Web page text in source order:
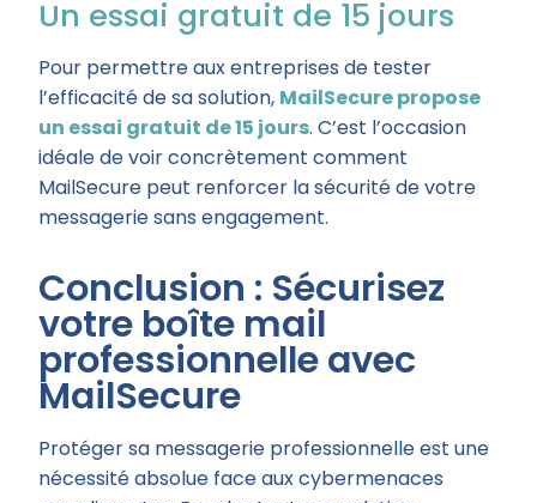
Un essai gratuit de 15 jours
Pour permettre aux entreprises de tester
l’efficacité de sa solution, MailSecure propose
un essai gratuit de 15 jours. C’est l’occasion
idéale de voir concrètement comment
MailSecure peut renforcer la sécurité de votre
messagerie sans engagement.
Conclusion : Sécurisez
votre boîte mail
professionnelle avec
MailSecure
Protéger sa messagerie professionnelle est une
nécessité absolue face aux cybermenaces